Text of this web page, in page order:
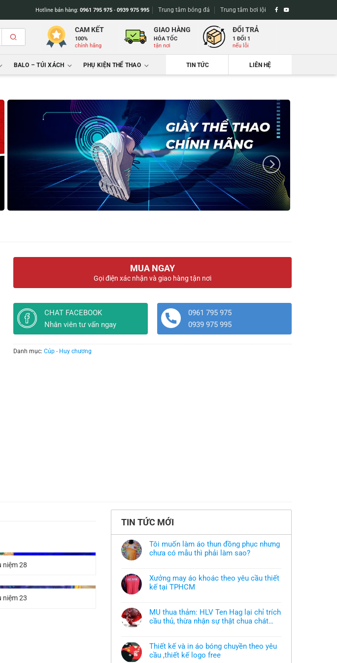
Hotline bán hàng: 0961 795 975- 0939 975 995 Trung tâm bóng đá Trung tâm bơi lội
CAM KẾT
100%
chính hãng
GIAO HÀNG
HỎA TỐC
tận nơi
ĐỔI TRẢ
1 ĐỔI 1
nếu lỗi
BALO – TÚI XÁCH PHỤ KIỆN THỂ THAO TIN TỨC LIÊN HỆ
MUA NGAY
Gọi điện xác nhận và giao hàng tận nơi
CHAT FACEBOOK
Nhân viên tư vấn ngay
0961 795 975
0939 975 995
Danh mục: Cúp - Huy chương
niệm 28
niệm 23
TIN TỨC MỚI
Tôi muốn làm áo thun đồng phục nhưng
chưa có mẫu thì phải làm sao?
bình
luận
ở
áo
thun
đồng
có
mẫu
thì
Xưởng may áo khoác theo yêu cầu thiết
kế tại TPHCM
bình
luận
ở
khoác
theo
yêu
MU thua thảm: HLV Ten Hag lại chỉ trích
cầu thủ, thừa nhận sự thật chua chát
bình
luận
ở
Thiết kế và in áo bóng chuyền theo yêu
cầu ,thiết kế logo free